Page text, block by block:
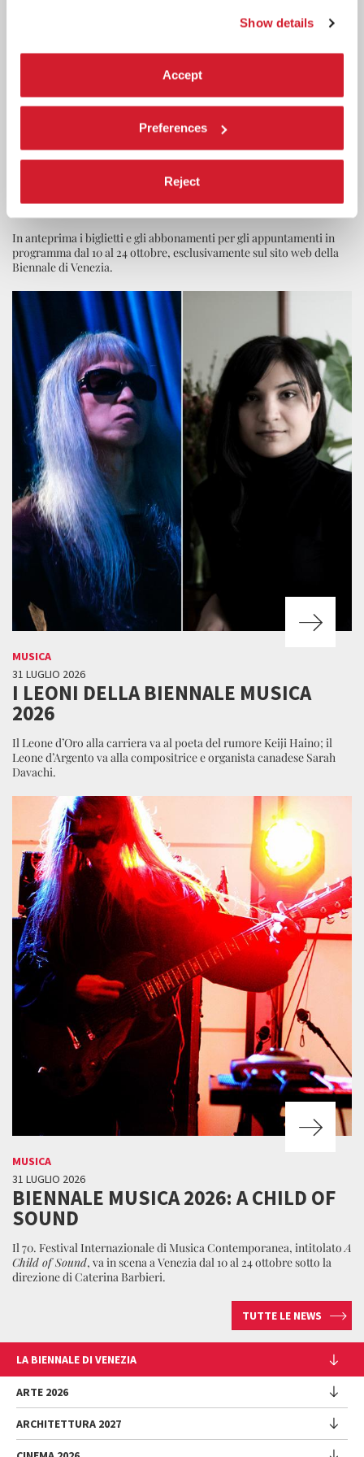
Show details
Accept
Preferences
Reject
6 AGOSTO 2026
DAL 6 AGOSTO È ATTIVA LA
BIGLIETTERIA ONLINE DELLA
BIENNALE MUSICA
In anteprima i biglietti e gli abbonamenti per gli appuntamenti in
programma dal 10 al 24 ottobre, esclusivamente sul sito web della
Biennale di Venezia.
MUSICA
31 LUGLIO 2026
I LEONI DELLA BIENNALE MUSICA
2026
Il Leone d’Oro alla carriera va al poeta del rumore Keiji Haino; il
Leone d’Argento va alla compositrice e organista canadese Sarah
Davachi.
MUSICA
31 LUGLIO 2026
BIENNALE MUSICA 2026: A CHILD OF
SOUND
Il 70. Festival Internazionale di Musica Contemporanea, intitolato A
Child of Sound, va in scena a Venezia dal 10 al 24 ottobre sotto la
direzione di Caterina Barbieri.
TUTTE LE NEWS
LA BIENNALE DI VENEZIA
L'Istituzione
Cariche istituzionali
Storia
Luoghi
ARTE 2026
Esposizione
ARCHITETTURA 2027